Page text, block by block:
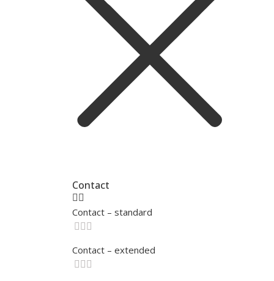
Contact
Contact – standard
Contact – extended